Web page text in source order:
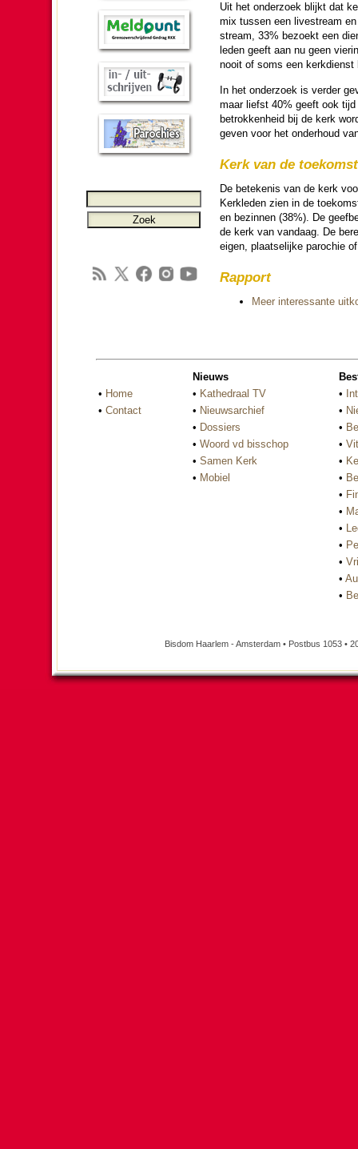
Uit het onder­zoek blijkt dat
mix tussen een live­stream
stream, 33% bezoekt een
le­den geeft aan nu geen
nooit of soms een kerk­dienst
In het onder­zoek is ver­der
maar liefst 40% geeft ook
be­trok­ken­heid bij de kerk
geven voor het on­der­houd
Kerk van de toe­komst
De bete­ke­nis van de kerk
Kerk­le­den zien in de
en be­zin­nen (38%). De
de kerk van vandaag. De
eigen, plaat­se­lijke pa­ro­chie
Rapport
Meer inte­res­sante
• Home
• Contact
Nieuws
• Kathedraal TV
• Nieuwsarchief
• Dossiers
• Woord vd bisschop
• Samen Kerk
• Mobiel
•
•
•
•
•
•
•
•
•
•
•
•
•
Bisdom Haarlem - Amsterdam • Postbus 1053 •